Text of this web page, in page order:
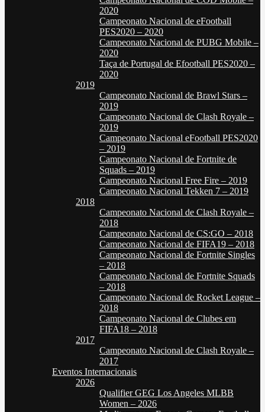
2020
Campeonato Nacional de eFootball
PES2020 – 2020
Campeonato Nacional de PUBG Mobile –
2020
Taça de Portugal de Efootball PES2020 –
2020
2019
Campeonato Nacional de Brawl Stars –
2019
Campeonato Nacional de Clash Royale –
2019
Campeonato Nacional eFootball PES2020
– 2019
Campeonato Nacional de Fortnite de
Squads – 2019
Campeonato Nacional Free Fire – 2019
Campeonato Nacional Tekken 7 – 2019
2018
Campeonato Nacional de Clash Royale –
2018
Campeonato Nacional de CS:GO – 2018
Campeonato Nacional de FIFA19 – 2018
Campeonato Nacional de Fortnite Singles
– 2018
Campeonato Nacional de Fortnite Squads
– 2018
Campeonato Nacional de Rocket League –
2018
Campeonato Nacional de Clubes em
FIFA18 – 2018
2017
Campeonato Nacional de Clash Royale –
2017
Eventos Internacionais
2026
Qualifier GEG Los Angeles MLBB
Women – 2026